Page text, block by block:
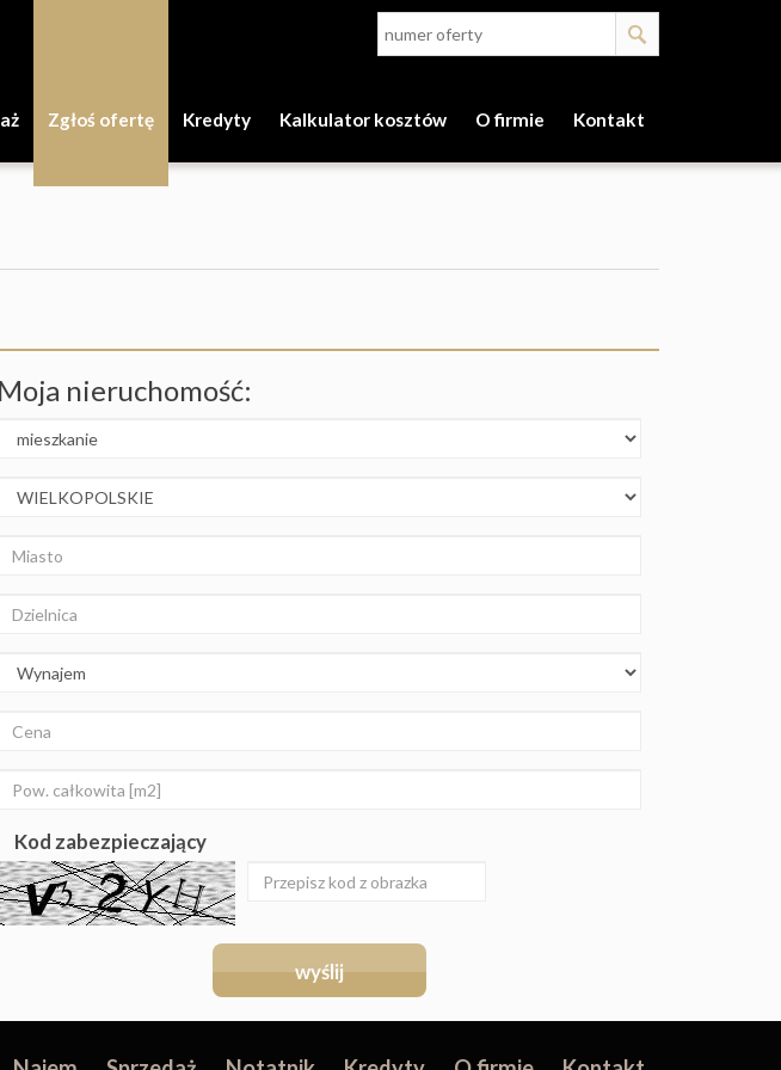
Zgłoś ofertę Kredyty Kalkulator kosztów O firmie Kontakt
Moja nieruchomość:
Kod zabezpieczający